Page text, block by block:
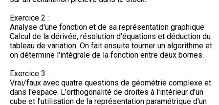
Exercice 2 :
Analyse d'une fonction et de sa représentation graphique.
Calcul de la dérivée, résolution d'équations et déduction du
tableau de variation. On fait ensuite tourner un algorithme et
on détermine l'intégrale de la fonction entre deux bornes.
Exercice 3 :
Vrai/faux avec quatre questions de géométrie complexe et
dans l'espace. L'orthogonalité de droites à l'intérieur d'un
cube et l'utilisation de la représentation paramétrique d'un